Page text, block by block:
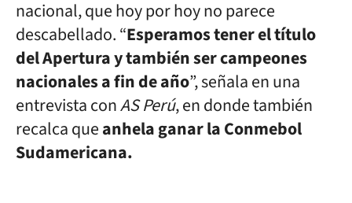
nacional, que hoy por hoy no parece
descabellado. “Esperamos tener el título
del Apertura y también ser campeones
nacionales a fin de año”, señala en una
entrevista conAS Perú, en donde también
recalca queanhela ganar la Conmebol
Sudamericana.